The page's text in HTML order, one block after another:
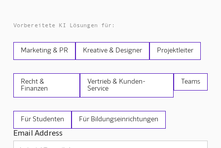
Vorbereitete KI Lösungen für:
Marketing & PR Kreative & Designer Projektleiter
Recht &
Finanzen
Vertrieb & Kunden-
Service
Teams
Für Studenten Für Bildungseinrichtungen
Email Address